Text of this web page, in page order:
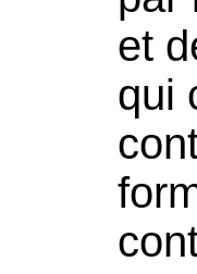
et
qui